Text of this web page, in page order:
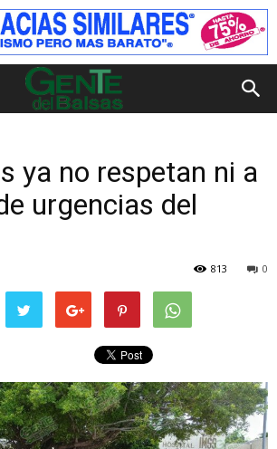
ya no respetan ni a
urgencias del
0
813